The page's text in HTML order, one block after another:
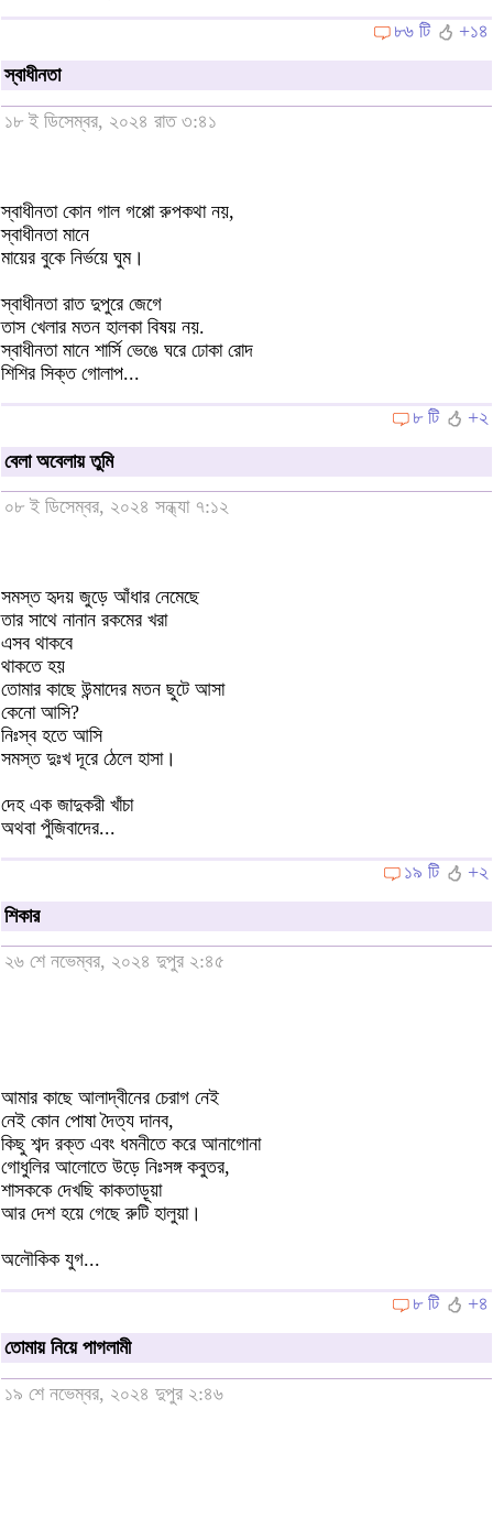
৮৬ টি
+১৪
স্বাধীনতা
১৮ ই ডিসেম্বর, ২০২৪ রাত ৩:৪১
স্বাধীনতা কোন গাল গপ্পো রুপকথা নয়,
স্বাধীনতা মানে
মায়ের বুকে নির্ভয়ে ঘুম।
স্বাধীনতা রাত দুপুরে জেগে
তাস খেলার মতন হালকা বিষয় নয়.
স্বাধীনতা মানে শার্সি ভেঙে ঘরে ঢোকা রোদ
শিশির সিক্ত গোলাপ...
৮ টি
+২
বেলা অবেলায় তুমি
০৮ ই ডিসেম্বর, ২০২৪ সন্ধ্যা ৭:১২
সমস্ত হৃদয় জুড়ে আঁধার নেমেছে
তার সাথে নানান রকমের খরা
এসব থাকবে
থাকতে হয়
তোমার কাছে উন্মাদের মতন ছুটে আসা
কেনো আসি?
নিঃস্ব হতে আসি
সমস্ত দুঃখ দূরে ঠেলে হাসা।
দেহ এক জাদুকরী খাঁচা
অথবা পুঁজিবাদের...
১৯ টি
+২
শিকার
২৬ শে নভেম্বর, ২০২৪ দুপুর ২:৪৫
আমার কাছে আলাদ্বীনের চেরাগ নেই
নেই কোন পোষা দৈত্য দানব,
কিছু শব্দ রক্ত এবং ধমনীতে করে আনাগোনা
গোধুলির আলোতে উড়ে নিঃসঙ্গ কবুতর,
শাসককে দেখছি কাকতাড়ূয়া
আর দেশ হয়ে গেছে রুটি হালুয়া।
অলৌকিক যুগ...
৮ টি
+৪
তোমায় নিয়ে পাগলামী
১৯ শে নভেম্বর, ২০২৪ দুপুর ২:৪৬